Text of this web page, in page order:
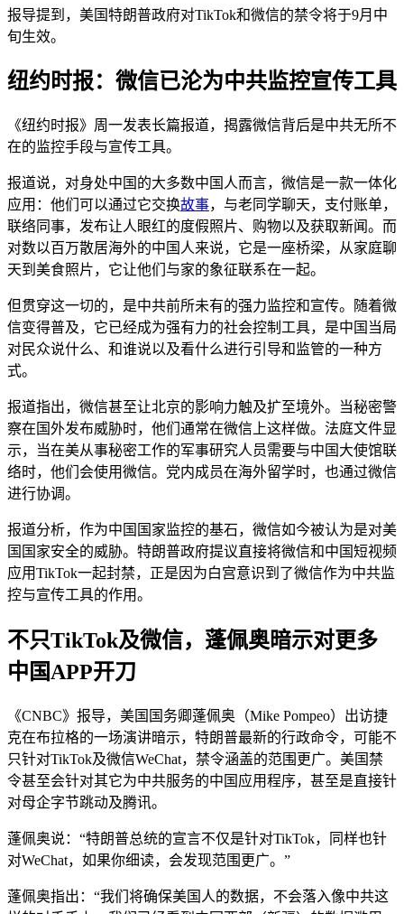
报导提到，美国特朗普政府对TikTok和微信的禁令将于9月中
旬生效。
纽约时报：微信已沦为中共监控宣传工具
《纽约时报》周一发表长篇报道，揭露微信背后是中共无所不
在的监控手段与宣传工具。
报道说，对身处中国的大多数中国人而言，微信是一款一体化
应用：他们可以通过它交换故事，与老同学聊天，支付账单，
联络同事，发布让人眼红的度假照片、购物以及获取新闻。而
对数以百万散居海外的中国人来说，它是一座桥梁，从家庭聊
天到美食照片，它让他们与家的象征联系在一起。
但贯穿这一切的，是中共前所未有的强力监控和宣传。随着微
信变得普及，它已经成为强有力的社会控制工具，是中国当局
对民众说什么、和谁说以及看什么进行引导和监管的一种方
式。
报道指出，微信甚至让北京的影响力触及扩至境外。当秘密警
察在国外发布威胁时，他们通常在微信上这样做。法庭文件显
示，当在美从事秘密工作的军事研究人员需要与中国大使馆联
络时，他们会使用微信。党内成员在海外留学时，也通过微信
进行协调。
报道分析，作为中国国家监控的基石，微信如今被认为是对美
国国家安全的威胁。特朗普政府提议直接将微信和中国短视频
应用TikTok一起封禁，正是因为白宫意识到了微信作为中共监
控与宣传工具的作用。
不只TikTok及微信，蓬佩奥暗示对更多
中国APP开刀
《CNBC》报导，美国国务卿蓬佩奥（Mike Pompeo）出访捷
克在布拉格的一场演讲暗示，特朗普最新的行政命令，可能不
只针对TikTok及微信WeChat，禁令涵盖的范围更广。美国禁
令甚至会针对其它为中共服务的中国应用程序，甚至是直接针
对母企字节跳动及腾讯。
蓬佩奥说：“特朗普总统的宣言不仅是针对TikTok，同样也针
对WeChat，如果你细读，会发现范围更广。”
蓬佩奥指出：“我们将确保美国人的数据，不会落入像中共这